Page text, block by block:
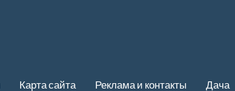
Карта сайта Реклама и контакты Дача